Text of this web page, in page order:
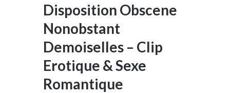
INICIO
Disposition Obscene
Nonobstant
Demoiselles – Clip
Erotique & Sexe
Romantique